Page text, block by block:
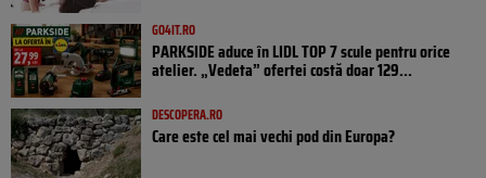
GO4IT.RO
PARKSIDE aduce în LIDL TOP 7 scule pentru orice
atelier. „Vedeta” ofertei costă doar 129...
DESCOPERA.RO
Care este cel mai vechi pod din Europa?